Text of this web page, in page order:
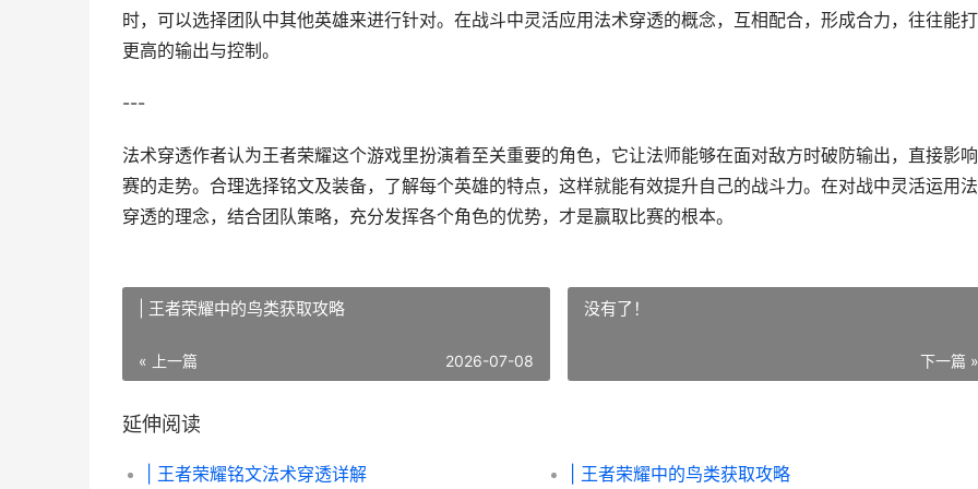
时，可以选择团队中其他英雄来进行针对。在战斗中灵活应用法术穿透的概念，互相配合，形成合力，往往能
更高的输出与控制。
---
法术穿透作者认为王者荣耀这个游戏里扮演着至关重要的角色，它让法师能够在面对敌方时破防输出，直接影
赛的走势。合理选择铭文及装备，了解每个英雄的特点，这样就能有效提升自己的战斗力。在对战中灵活运用
穿透的理念，结合团队策略，充分发挥各个角色的优势，才是赢取比赛的根本。
| 王者荣耀中的鸟类获取攻略
« 上一篇 2026-07-08
没有了！
下一篇 »
延伸阅读
| 王者荣耀铭文法术穿透详解 | 王者荣耀中的鸟类获取攻略